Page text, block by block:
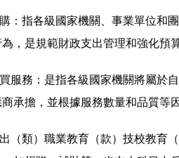
：指各級國家機關、事業單位和
，是規範財政支出管理和強化預
服務：是指各級國家機關將屬於
承擔，並根據服務數量和品質等
（類）職業教育（款）技校教育